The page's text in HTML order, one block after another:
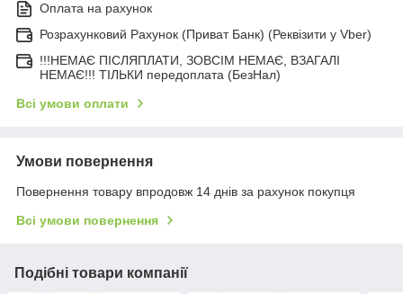
Оплата на рахунок
Розрахунковий Рахунок (Приват Банк) (Реквізити у Vber)
!!!НЕМАЄ ПІСЛЯПЛАТИ, ЗОВСІМ НЕМАЄ, ВЗАГАЛІ
НЕМАЄ!!! ТІЛЬКИ передоплата (БезНал)
Всі умови оплати
Умови повернення
Повернення товару впродовж 14 днів за рахунок покупця
Всі умови повернення
Подібні товари компанії